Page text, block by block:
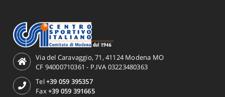
Via del Caravaggio, 71, 41124 Modena MO
CF 94000710361 - P.IVA 03223480363
Tel+39 059 395357
Fax+39 059 391665